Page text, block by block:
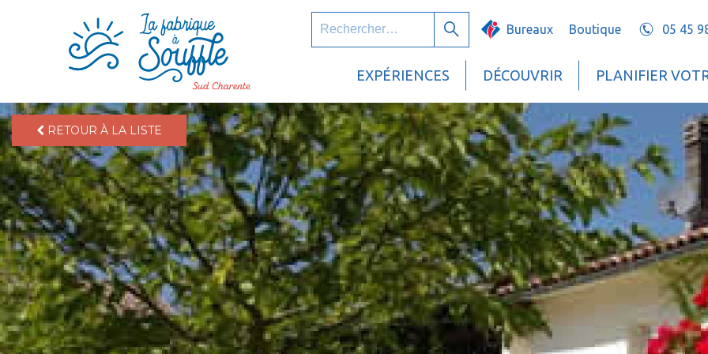
EXPÉRIENCES DÉCOUVRIR PLANIFIER
RechercherBureaux Boutique 05 45
RETOUR À LA LISTE